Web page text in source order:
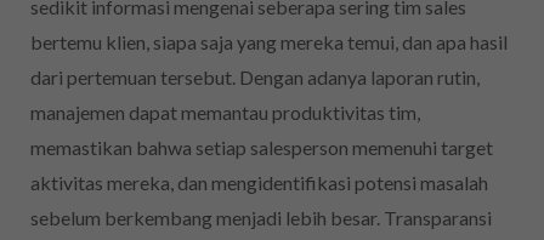
sedikit informasi mengenai seberapa sering tim sales
bertemu klien, siapa saja yang mereka temui, dan apa hasil
dari pertemuan tersebut. Dengan adanya laporan rutin,
manajemen dapat memantau produktivitas tim,
memastikan bahwa setiap salesperson memenuhi target
aktivitas mereka, dan mengidentifikasi potensi masalah
sebelum berkembang menjadi lebih besar. Transparansi